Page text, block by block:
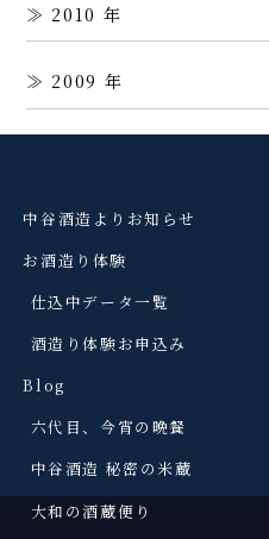
2010
2009
中谷酒造よりお知らせ
お酒造り体験
仕込中データ一覧
酒造り体験お申込み
Blog
六代目、今宵の晩餐
中谷酒造 秘密の米蔵
大和の酒蔵便り